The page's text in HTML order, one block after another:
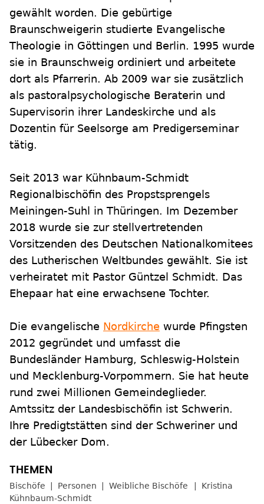
gewählt worden. Die gebürtige
Braunschweigerin studierte Evangelische
Theologie in Göttingen und Berlin. 1995 wurde
sie in Braunschweig ordiniert und arbeitete
dort als Pfarrerin. Ab 2009 war sie zusätzlich
als pastoralpsychologische Beraterin und
Supervisorin ihrer Landeskirche und als
Dozentin für Seelsorge am Predigerseminar
tätig.
Seit 2013 war Kühnbaum-Schmidt
Regionalbischöfin des Propstsprengels
Meiningen-Suhl in Thüringen. Im Dezember
2018 wurde sie zur stellvertretenden
Vorsitzenden des Deutschen Nationalkomitees
des Lutherischen Weltbundes gewählt. Sie ist
verheiratet mit Pastor Güntzel Schmidt. Das
Ehepaar hat eine erwachsene Tochter.
Die evangelische Nordkirche wurde Pfingsten
2012 gegründet und umfasst die
Bundesländer Hamburg, Schleswig-Holstein
und Mecklenburg-Vorpommern. Sie hat heute
rund zwei Millionen Gemeindeglieder.
Amtssitz der Landesbischöfin ist Schwerin.
Ihre Predigtstätten sind der Schweriner und
der Lübecker Dom.
Bischöfe Personen Weibliche Bischöfe
Kristina
Kühnbaum-Schmidt